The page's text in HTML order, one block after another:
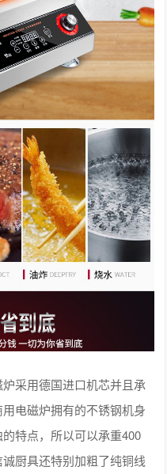
采用德国进口机芯并且承
电磁炉拥有的不锈钢机身
特点，所以可以承重400
厨具还特别加粗了纯铜线